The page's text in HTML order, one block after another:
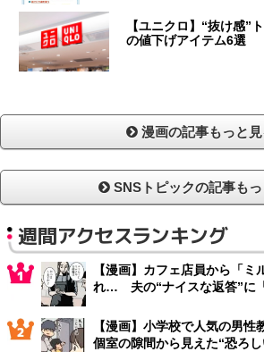
【ユニクロ】“抜け感
の値下げアイテム6選
漫画の記事もっと見
SNSトピックの記事も
週間アクセスランキング
【漫画】カフェ店員から「
れ… 夫の“ナイスな返答”に
【漫画】小学校で人気の男
個室の隙間から見えた“恐ろし